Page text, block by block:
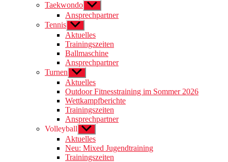
Taekwondo Untermenü
anzeigen
Ansprechpartner
Tennis Untermenü
anzeigen
Aktuelles
Trainingszeiten
Ballmaschine
Ansprechpartner
Turnen Untermenü
anzeigen
Aktuelles
Outdoor Fitnesstraining im Sommer 2026
Wettkampfberichte
Trainingszeiten
Ansprechpartner
Volleyball Untermenü
anzeigen
Aktuelles
Neu: Mixed Jugendtraining
Trainingszeiten